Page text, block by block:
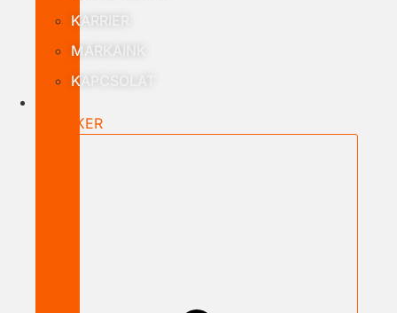
KARRIER
MÁRKÁINK
KAPCSOLAT
NAGYKER